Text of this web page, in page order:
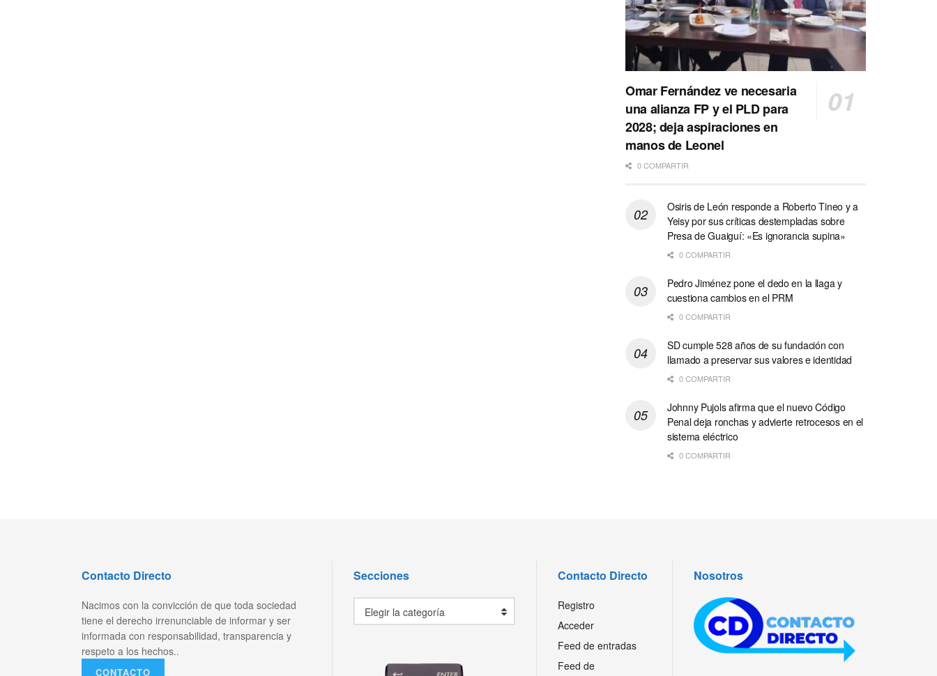
Omar Fernández ve necesaria
una alianza FP y el PLD para
2028; deja aspiraciones en
manos de Leonel
0 COMPARTIR
Osiris de León responde a Roberto Tineo y a
Yeisy por sus críticas destempladas sobre
Presa de Guaiguí: «Es ignorancia supina»
0 COMPARTIR
Pedro Jiménez pone el dedo en la llaga y
cuestiona cambios en el PRM
0 COMPARTIR
SD cumple 528 años de su fundación con
llamado a preservar sus valores e identidad
0 COMPARTIR
Johnny Pujols afirma que el nuevo Código
Penal deja ronchas y advierte retrocesos en el
sistema eléctrico
0 COMPARTIR
Contacto Directo
Nacimos con la convicción de que toda sociedad
tiene el derecho irrenunciable de informar y ser
informada con responsabilidad, transparencia y
respeto a los hechos..
CONTACTO
Secciones
Elegir la categoría
Contacto Directo
Registro
Acceder
Feed de entradas
Feed de
Nosotros